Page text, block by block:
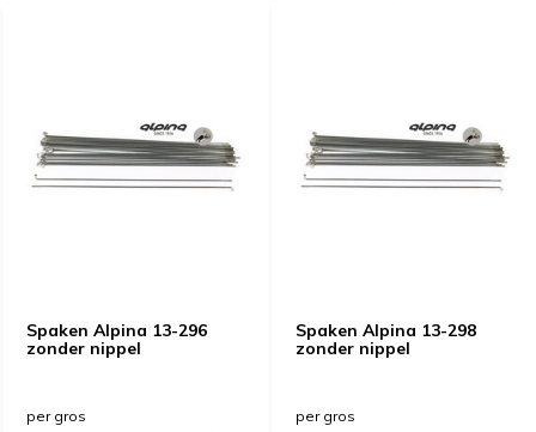
Spaken Alpina 13-296
zonder nippel
per gros
Spaken Alpina 13-298
zonder nippel
per gros